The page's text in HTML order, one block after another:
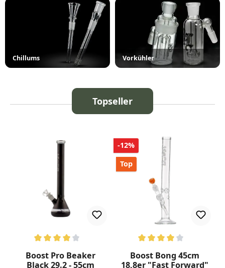
Chillums Vorkühler
Topseller
Boost Pro Beaker
Black 29.2 - 55cm
-12%Rabatt
Top
Boost Bong 45cm
18,8er "Fast Forward"